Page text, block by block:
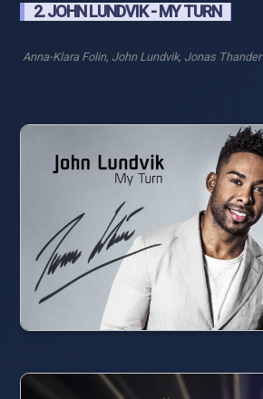
2. JOHN LUNDVIK - MY TURN
Anna-Klara Folin, John Lundvik, Jonas Thander